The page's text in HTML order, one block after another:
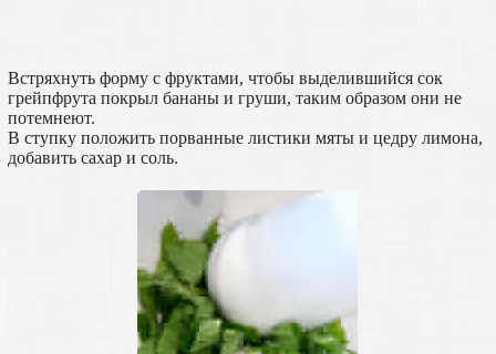
Встряхнуть форму с фруктами, чтобы выделившийся сок
грейпфрута покрыл бананы и груши, таким образом они не
потемнеют.
В ступку положить порванные листики мяты и цедру лимона,
добавить сахар и соль.